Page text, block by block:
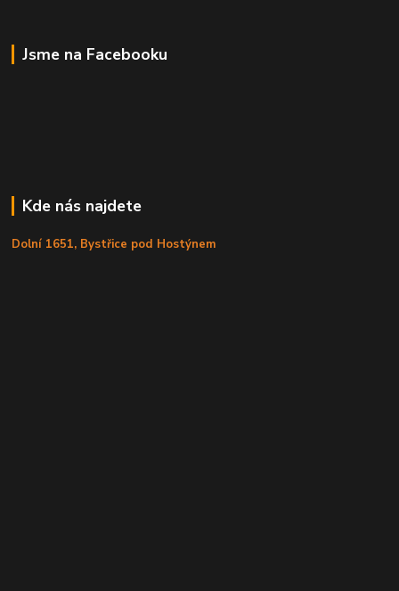
Jsme na Facebooku
Kde nás najdete
Dolní 1651, Bystřice pod Hostýnem